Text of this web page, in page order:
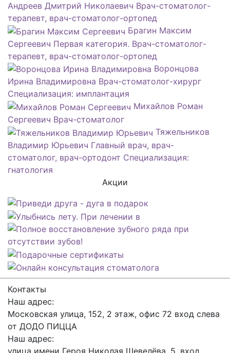
Андреев Дмитрий Николаевич Врач-стоматолог-
терапевт, врач-стоматолог-ортопед
Брагин Максим
Сергеевич Первая категория. Врач-стоматолог-
терапевт, врач-стоматолог-ортопед
Воронцова
Ирина Владимировна Врач-стоматолог-хирург
Специализация: имплантация
Михайлов Роман
Сергеевич Врач-стоматолог
Тяжельников
Владимир Юрьевич Главный врач, врач-
стоматолог, врач-ортодонт Специализация:
гнатология
Акции
Контакты
Наш адрес:
Московская улица, 152, 2 этаж, офис 72 вход слева
от ДОДО ПИЦЦА
Наш адрес: